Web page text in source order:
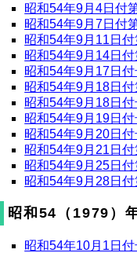
昭和54年9月4日付
昭和54年9月7日付
昭和54年9月11日
昭和54年9月14日
昭和54年9月17日
昭和54年9月18日
昭和54年9月18日
昭和54年9月19日
昭和54年9月20日
昭和54年9月21日
昭和54年9月25日
昭和54年9月28日
昭和54（1979）
昭和54年10月1日